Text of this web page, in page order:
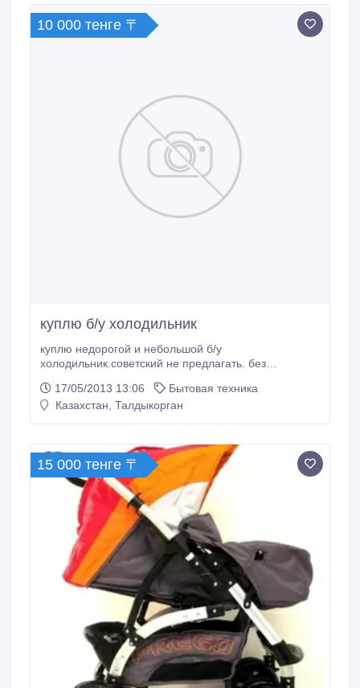
10 000 тенге 〒
куплю б/у холодильник
куплю недорогой и небольшой б/у
холодильник.советский не предлагать. без
17/05/2013 13:06
Бытовая техника
Казахстан, Талдыкорган
15 000 тенге 〒